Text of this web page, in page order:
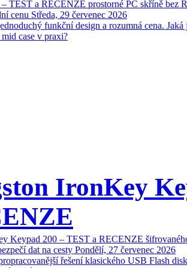
TEST a RECENZE prostorné PC skříně bez
cenu Středa, 29 červenec 2026
funkční design a rozumná cena. Jaká
case v praxi?
IronKey
Keypad 200 – TEST a RECENZE
dat na cesty Pondělí, 27 červenec 2026
řešení klasického USB Flash